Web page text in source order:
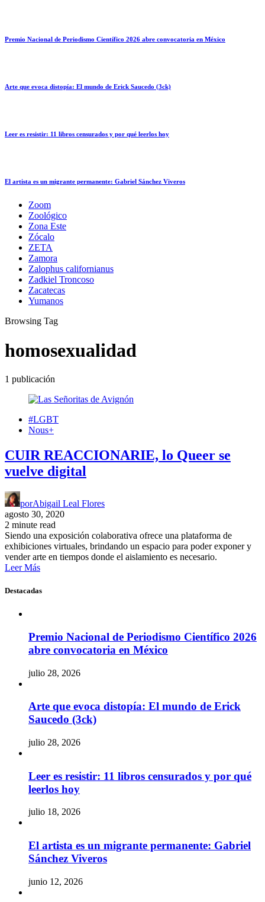
Premio Nacional de Periodismo Científico 2026 abre convocatoria en México
Arte que evoca distopía: El mundo de Erick Saucedo (3ck)
Leer es resistir: 11 libros censurados y por qué leerlos hoy
El artista es un migrante permanente: Gabriel Sánchez Viveros
Zoom
Zoológico
Zona Este
Zócalo
ZETA
Zamora
Zalophus californianus
Zadkiel Troncoso
Zacatecas
Yumanos
Browsing Tag
homosexualidad
1 publicación
#LGBT
Nous+
CUIR REACCIONARIE, lo Queer se
vuelve digital
porAbigail Leal Flores
agosto 30, 2020
2 minute read
Siendo una exposición colaborativa ofrece una plataforma de
exhibiciones virtuales, brindando un espacio para poder exponer y
vender arte en tiempos donde el aislamiento es necesario.
Leer Más
Destacadas
Premio Nacional de Periodismo Científico 2026
abre convocatoria en México
julio 28, 2026
Arte que evoca distopía: El mundo de Erick
Saucedo (3ck)
julio 28, 2026
Leer es resistir: 11 libros censurados y por qué
leerlos hoy
julio 18, 2026
El artista es un migrante permanente: Gabriel
Sánchez Viveros
junio 12, 2026